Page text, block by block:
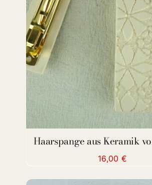
DETAILS
Haarspange aus Keramik
16,00 €